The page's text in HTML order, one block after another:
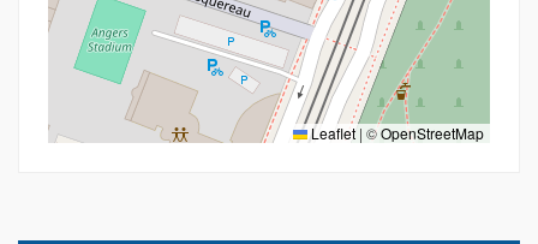
Leaflet | ©OpenStreetMap